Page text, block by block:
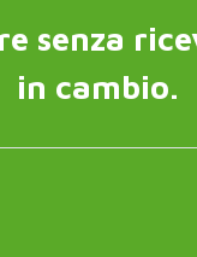
senza
in cambio.